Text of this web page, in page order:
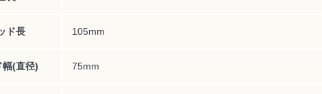
ド長 105mm
幅(直径) 75mm